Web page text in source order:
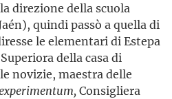
direzione della scuola
quindi passò a quella di
le elementari di Estepa
della casa di
novizie, maestra delle
Consigliera